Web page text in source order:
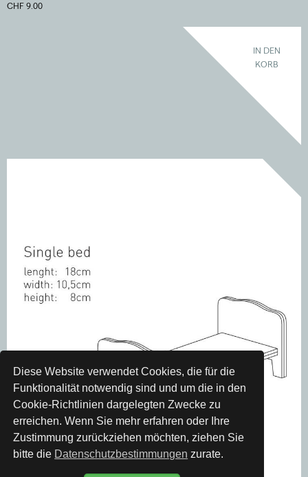
Diese Website verwendet Cookies, die für die
Funktionalität notwendig sind und um die in den
Cookie-Richtlinien dargelegten Zwecke zu
erreichen. Wenn Sie mehr erfahren oder Ihre
Zustimmung zurückziehen möchten, ziehen Sie
bitte die Datenschutzbestimmungen zurate.
CHF 9.00
IN DEN
KORB